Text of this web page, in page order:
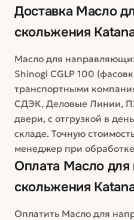
Доставка Масло
скольжения
Масло для
Shinogi CGLP 100
транспортными
СДЭК, Деловые Линии,
двери, с отгрузкой в
складе. Точную
менеджер при
Оплата Масло
скольжения
Оплатить Масло для